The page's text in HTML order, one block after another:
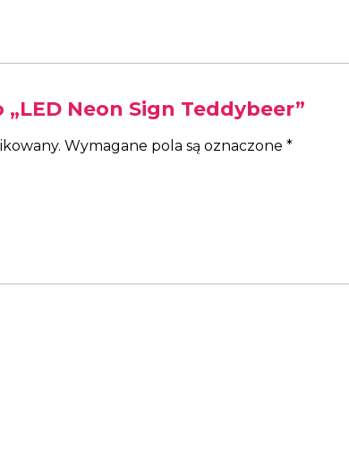
Neon Sign Teddybeer”
Wymagane pola są oznaczone *